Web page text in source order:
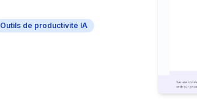
Outils de productivité IA